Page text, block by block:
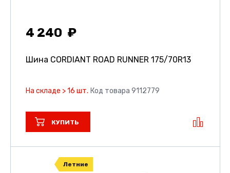
4 240
Шина CORDIANT ROAD RUNNER 175/70R13
На складе > 16 шт. Код товара 9112779
КУПИТЬ
Летние